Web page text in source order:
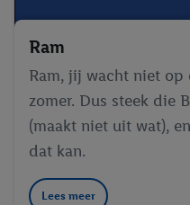
Ram
Ram, jij wacht niet op
zomer. Dus steek die
(maakt niet uit wat),
dat kan.
Lees meer